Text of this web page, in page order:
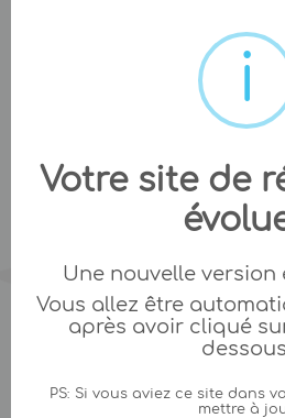
Votre site de
Une nouvelle version
Vous allez être
après avoir cliqué
PS: Si vous aviez ce site dans
mettre à